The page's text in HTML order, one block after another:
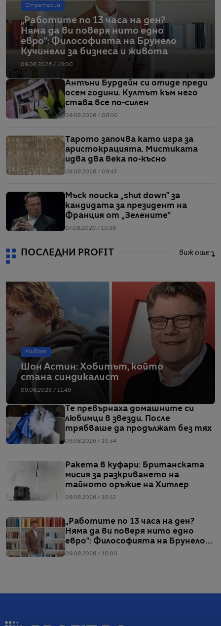
Стратегии
„Работите по 13 часа на ден?
Няма да ви поверя нито едно
евро“: Философията на Брунело
Кучинели за бизнеса и живота
09.08.2026 / 10:00
Антъни Бурдейн си отиде преди
осем години. Култът към него
става все по-силен
09.08.2026 / 08:00
Тарото започва като игра за
аристокрацията. Мистиката
идва два века по-късно
08.08.2026 / 09:43
Мъск поиска „shut down” за
кандидата за президент на
Франция от „Зелените“
07.08.2026 / 10:38
ПОСЛЕДНИ PROFIT виж още
Живот
Шон Астин: Хобитът, който
стана синдикалист
09.08.2026 / 11:49
Те превърнаха домашните си
любимци в звезди. После
трябваше да продължат без тях
09.08.2026 / 10:34
Ракета в куфари: Британската
мисия за разкриването на
тайното оръжие на Хитлер
09.08.2026 / 10:12
„Работите по 13 часа на ден?
Няма да ви поверя нито едно
евро“: Философията на Брунело
Кучинели за бизнеса и живота
09.08.2026 / 10:00